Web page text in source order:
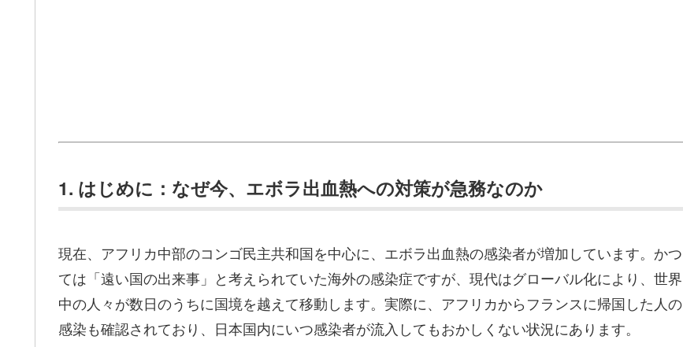
1. はじめに：なぜ今、エボラ出血熱への対策が急務なのか
現在、アフリカ中部のコンゴ民主共和国を中心に、エボラ出血熱の感染者が増加しています。かつ
ては「遠い国の出来事」と考えられていた海外の感染症ですが、現代はグローバル化により、世界
中の人々が数日のうちに国境を越えて移動します。実際に、アフリカからフランスに帰国した人の
感染も確認されており、日本国内にいつ感染者が流入してもおかしくない状況にあります。